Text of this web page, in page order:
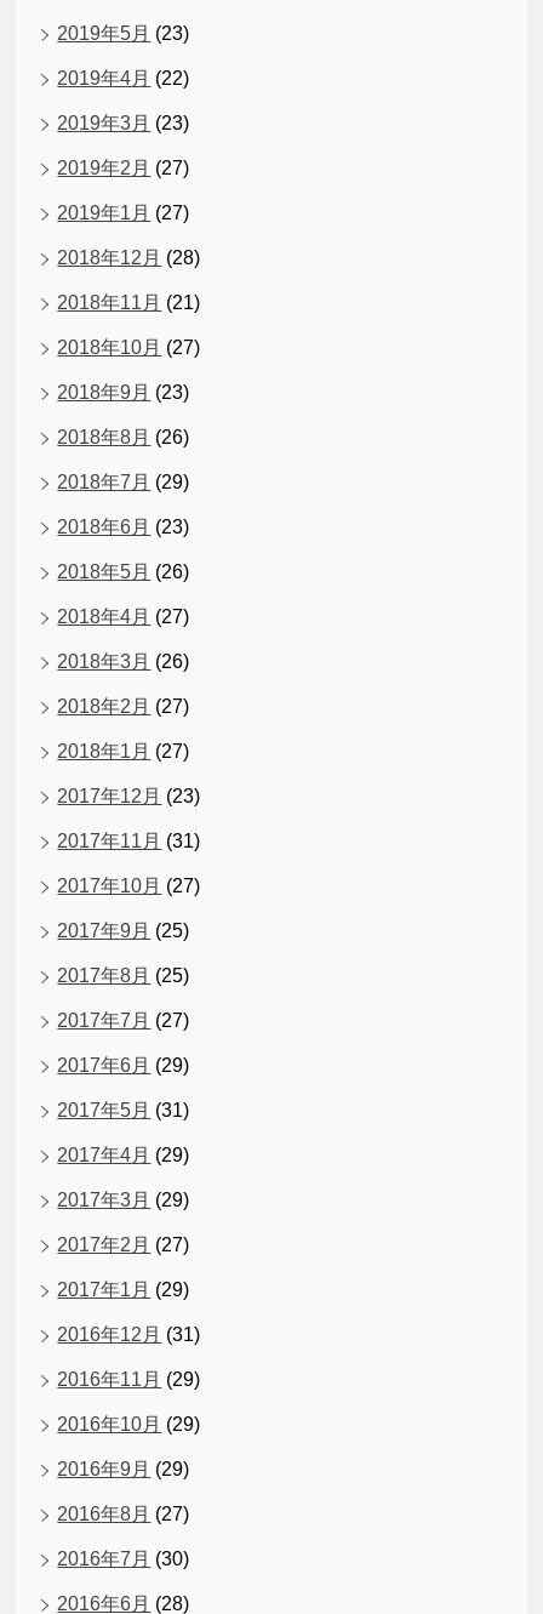
2019年5月 (23)
2019年4月 (22)
2019年3月 (23)
2019年2月 (27)
2019年1月 (27)
2018年12月 (28)
2018年11月 (21)
2018年10月 (27)
2018年9月 (23)
2018年8月 (26)
2018年7月 (29)
2018年6月 (23)
2018年5月 (26)
2018年4月 (27)
2018年3月 (26)
2018年2月 (27)
2018年1月 (27)
2017年12月 (23)
2017年11月 (31)
2017年10月 (27)
2017年9月 (25)
2017年8月 (25)
2017年7月 (27)
2017年6月 (29)
2017年5月 (31)
2017年4月 (29)
2017年3月 (29)
2017年2月 (27)
2017年1月 (29)
2016年12月 (31)
2016年11月 (29)
2016年10月 (29)
2016年9月 (29)
2016年8月 (27)
2016年7月 (30)
2016年6月 (28)